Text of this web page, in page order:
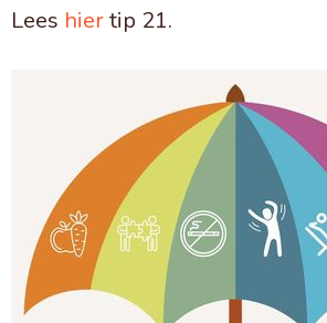
Lees hiertip 21.